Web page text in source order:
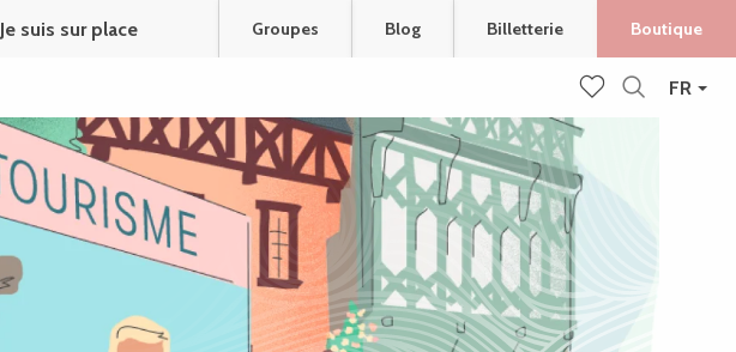
Voir les favoris
FR
Je suis sur place Groupes Blog Billetterie Boutique